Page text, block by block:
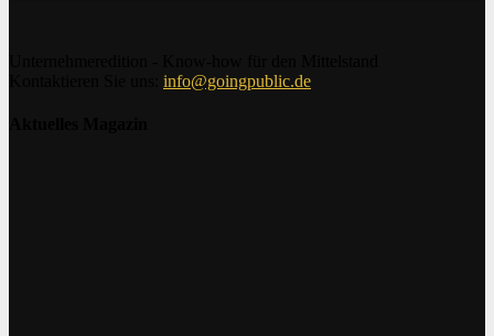
info@goingpublic.de